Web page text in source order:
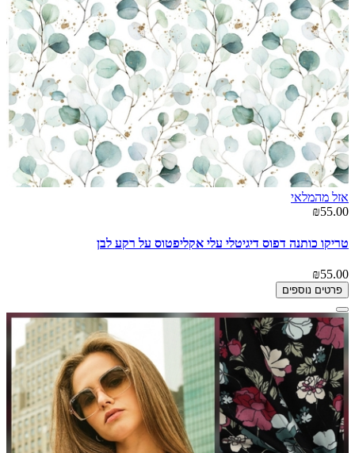
אזל מהמלאי
₪55.00
טריקו כותנה דפוס דיגיטלי עלי אקליפטוס על רקע לבן
₪55.00
פרטים נוספים